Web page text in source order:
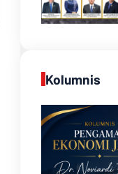
Kolumnis